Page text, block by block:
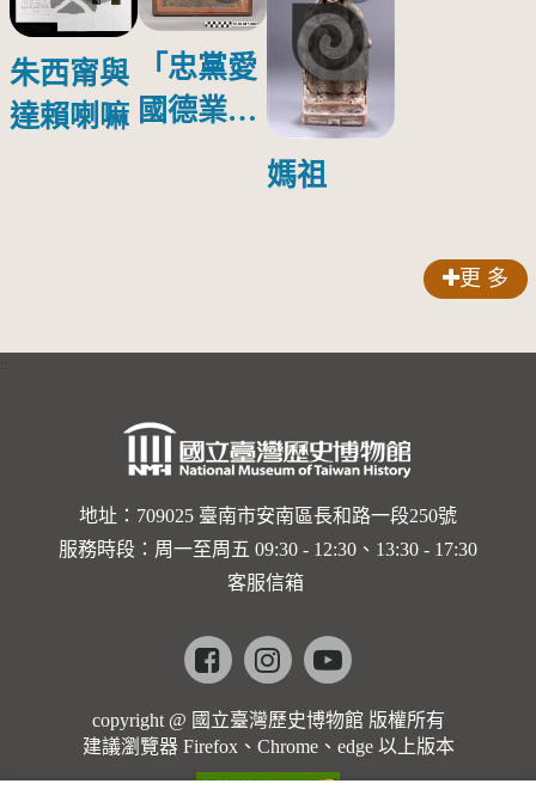
朱西甯與
達賴喇嘛
「忠黨愛
國德業並
媽祖
更 多
地址：709025 臺南市安南區長和路一段250號
服務時段：周一至周五 09:30 - 12:30、13:30 - 17:30
客服信箱
Facebookinstagramyoutube
copyright @ 國立臺灣歷史博物館 版權所有
建議瀏覽器 Firefox、Chrome、edge 以上版本